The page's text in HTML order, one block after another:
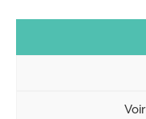
14h00 -